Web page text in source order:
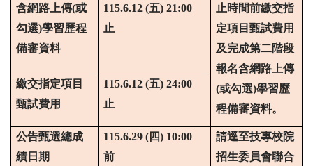
含網路上傳(或
勾選)學習歷程
備審資料
115.6.12 (五) 21:00
止
止時間前繳交指
定項目甄試費用
及完成第二階段
報名含網路上傳
(或勾選)學習歷
程備審資料。
繳交指定項目
甄試費用
115.6.12 (五) 24:00
止
公告甄選總成
績日期
115.6.29 (四) 10:00
前
請逕至技專校院
招生委員會聯合